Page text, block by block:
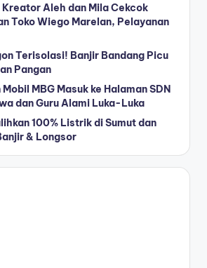
Kreator Aleh dan Mila Cekcok
Toko Wiego Marelan, Pelayanan
Terisolasi! Banjir Bandang Picu
Pangan
MBG Masuk ke Halaman SDN
dan Guru Alami Luka-Luka
100% Listrik di Sumut dan
& Longsor